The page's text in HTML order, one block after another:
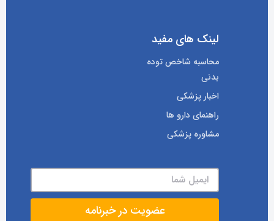
لینک های مفید
محاسبه شاخص توده
بدنی
اخبار پزشکی
راهنمای دارو ها
مشاوره پزشکی